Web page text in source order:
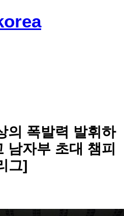
의 폭발력 발휘하
남자부 초대 챔피
그]